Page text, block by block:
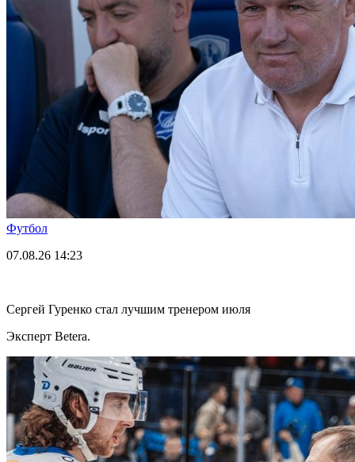
Футбол
07.08.26 14:23
Сергей Гуренко стал лучшим тренером июля
Эксперт Betera.